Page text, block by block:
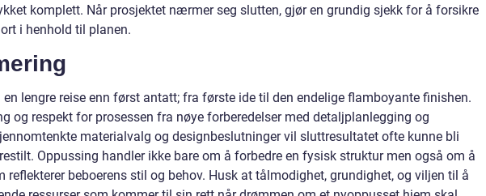
komplett. Når prosjektet nærmer seg slutten, gjør en grundig sjekk for å forsikre
i henhold til planen.
lengre reise enn først antatt; fra første ide til den endelige flamboyante finishen.
og respekt for prosessen fra nøye forberedelser med detaljplanlegging og
materialvalg og designbeslutninger vil sluttresultatet ofte kunne bli
Oppussing handler ikke bare om å forbedre en fysisk struktur men også om å
reflekterer beboerens stil og behov. Husk at tålmodighet, grundighet, og viljen til å